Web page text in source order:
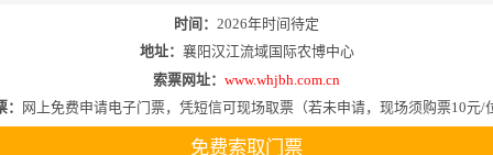
时间： 2026年时间待定
地址： 襄阳汉江流域国际农博中心
索票网址： www.whjbh.com.cn
网上免费申请电子门票，凭短信可现场取票（若未申请，现场须购票10元/
免费索取门票